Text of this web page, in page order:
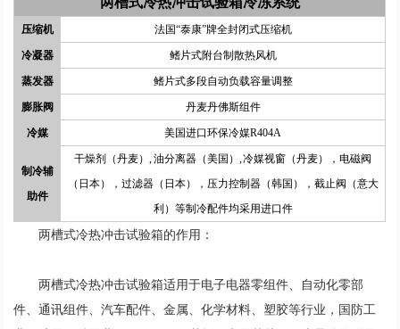
压缩机 法国“泰康”牌全封闭式压缩机
冷凝器 鳍片式附台制散热风机
蒸发器 鳍片式多段自动负载容量调整
膨胀阀 丹麦丹佛斯组件
冷媒 美国进口环保冷媒R404A
制冷辅
助件
干燥剂（丹麦）, 油分离器（美国）, 冷媒视窗（丹麦），电磁阀
（日本），过滤器（日本），压力控制器（韩国），截止阀（意大
利）等制冷配件均采用进口件
两槽式冷热冲击试验箱的作用：
两槽式冷热冲击试验箱适用于电子电器零组件、自动化零部
件、通讯组件、汽车配件、金属、化学材料、塑胶等行业，国防工